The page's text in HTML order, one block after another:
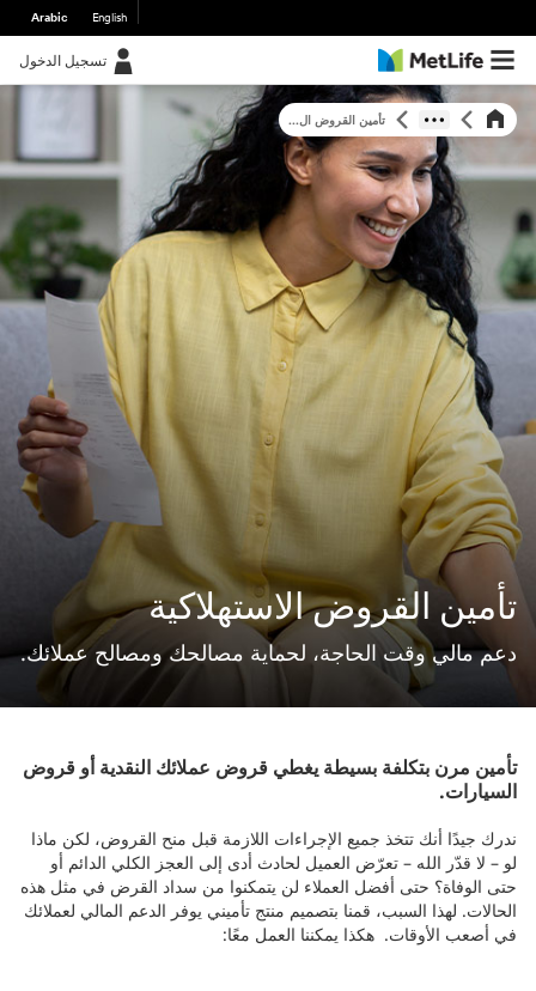
English
Arabic
تسجيل الدخول
تأمين القروض ال...
تأمين القروض الاستهلاكية
دعم مالي وقت الحاجة، لحماية مصالحك ومصالح عملائك.
تأمين مرن بتكلفة بسيطة يغطي قروض عملائك النقدية أو قروض
السيارات.​
ندرك جيدًا أنك تتخذ جميع الإجراءات اللازمة قبل منح القروض، لكن ماذا
لو – لا قدّر الله – تعرّض العميل لحادث أدى إلى العجز الكلي الدائم أو
حتى الوفاة؟ حتى أفضل العملاء لن يتمكنوا من سداد القرض في مثل هذه
الحالات. لهذا السبب، قمنا بتصميم منتج تأميني يوفر الدعم المالي لعملائك
في أصعب الأوقات. هكذا يمكننا العمل معًا: